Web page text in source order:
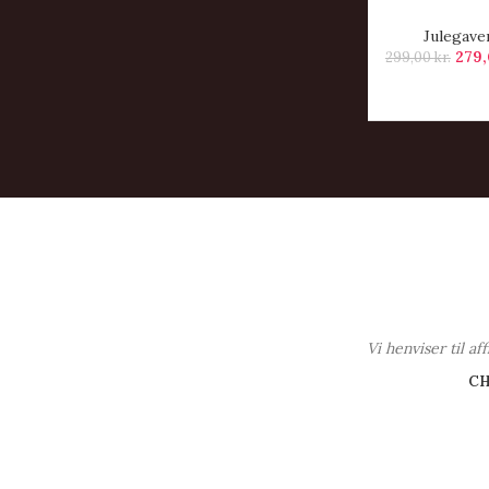
299,00kr.
Vi henviser til